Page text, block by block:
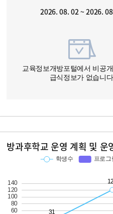
2026. 08. 02 ~ 2026.
교육정보개방포털에서 비공
급식정보가 없습니
방과후학교 운영 계획 및 운